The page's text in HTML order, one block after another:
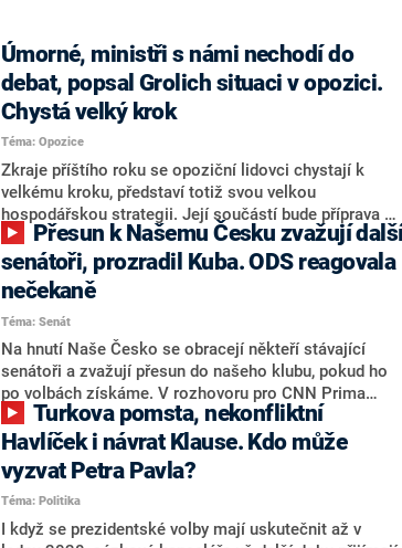
Úmorné, ministři s námi nechodí do
debat, popsal Grolich situaci v opozici.
Chystá velký krok
Téma: Opozice
Zkraje příštího roku se opoziční lidovci chystají k
velkému kroku, představí totiž svou velkou
hospodářskou strategii. Její součástí bude příprava na
stárnutí populace, řekl ve středu na setkání s novináři
nový předseda lidovců Jan Grolich. Ten zároveň v
senátních volbách kandiduje ve Vyškově. Popsal i
aktivitu opozice, o níž vládní strany nebo političtí
komentátoři mluví jako o slabé a v defenzivě. „Je to
úmorná práce upozorňovat na chyby vlády. Ministři s
námi navíc nechodí do debat. Chceme ale ukazovat
svoje témata,“ odpověděl Grolich na dotaz CNN Prima
NEWS.
senátoři, prozradil Kuba. ODS reagovala
nečekaně
Téma: Senát
Na hnutí Naše Česko se obracejí někteří stávající
senátoři a zvažují přesun do našeho klubu, pokud ho
po volbách získáme. V rozhovoru pro CNN Prima
NEWS to řekl zakladatel hnutí a jihočeský hejtman
Martin Kuba. Konkrétní nebyl, ale získat by takto mohl
například senátora Zdeňka Hrabu, který je dnes
součástí klubu ODS a TOP 09. Hraba to na dotaz
redakce nevyloučil. Předseda klubu senátorů ODS
Zdeněk Nytra redakci řekl, že počítá s odchodem
Havlíček i návrat Klause. Kdo může
vyzvat Petra Pavla?
Téma: Politika
I když se prezidentské volby mají uskutečnit až v